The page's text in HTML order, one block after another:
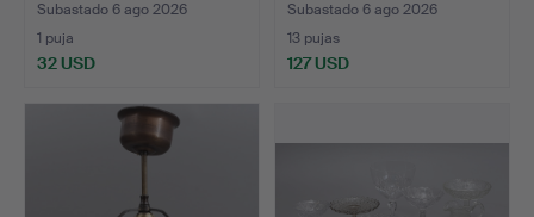
mita…
Subastado 6 ago 2026
1 puja
32 USD
Subastado 6 ago 2026
13 pujas
127 USD